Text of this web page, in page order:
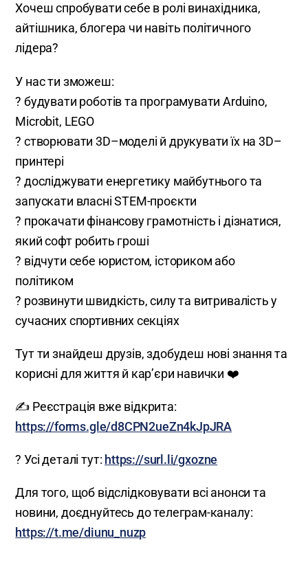
Хочеш спробувати себе в ролі винахідника,
айтішника, блогера чи навіть політичного
лідера?
У нас ти зможеш:
? будувати роботів та програмувати Arduino,
Microbit, LEGO
? створювати 3D–моделі й друкувати їх на 3D–
принтері
? досліджувати енергетику майбутнього та
запускати власні STEM-проєкти
? прокачати фінансову грамотність і дізнатися,
який софт робить гроші
? відчути себе юристом, істориком або
політиком
? розвинути швидкість, силу та витривалість у
сучасних спортивних секціях
Тут ти знайдеш друзів, здобудеш нові знання та
корисні для життя й кар’єри навички ❤️
✍️ Реєстрація вже відкрита:
https://forms.gle/d8CPN2ueZn4kJpJRA
? Усі деталі тут: https://surl.li/gxozne
Для того, щоб відслідковувати всі анонси та
новини, доєднуйтесь до телеграм-каналу:
https://t.me/diunu_nuzp